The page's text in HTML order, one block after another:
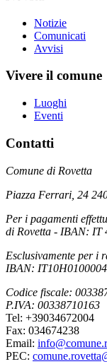
Notizie
Comunicati
Avvisi
Vivere il comune
Luoghi
Eventi
Contatti
Comune di Rovetta
Piazza Ferrari, 24
Per i pagamenti
di Rovetta - IBAN: IT
Esclusivamente per i
IBAN:
Codice fiscale:
P.IVA: 00338710163
Tel: +39034672004
Fax: 034674238
Email:
PEC: